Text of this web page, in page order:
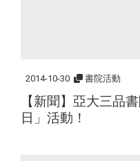
2014-10-30 書院活動
【新聞】亞大三品
日」活動！